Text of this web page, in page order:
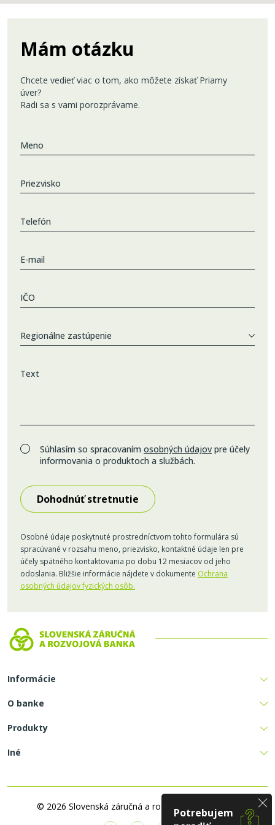
Potrebujem
Mám otázku
Chcete vedieť viac o tom, ako môžete získať Priamy
úver?
Radi sa s vami porozprávame.
Meno
Priezvisko
Telefón
E-mail
IČO
Regionálne zastúpenie
Text
Súhlasím so spracovaním osobných údajov pre účely
informovania o produktoch a službách.
Osobné údaje poskytnuté prostredníctvom tohto formulára sú
spracúvané v rozsahu meno, priezvisko, kontaktné údaje len pre
účely spätného kontaktovania po dobu 12 mesiacov od jeho
odoslania. Bližšie informácie nájdete v dokumente Ochrana
osobných údajov fyzických osôb.
Informácie
O banke
Produkty
Iné
© 2026 Slovenská záručná a rozvojová banka, a. s.